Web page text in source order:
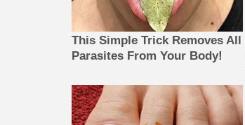
This Simple Trick Removes All
Parasites From Your Body!